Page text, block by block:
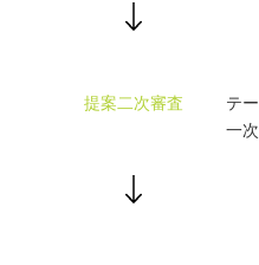
提案二次審査
テ
一